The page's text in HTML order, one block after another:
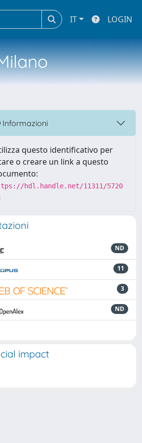
IT LOGIN
Informazioni
questo identificativo per
o creare un link a questo
hdl.handle.net/11311/5720
ND
11
3
ND
impact